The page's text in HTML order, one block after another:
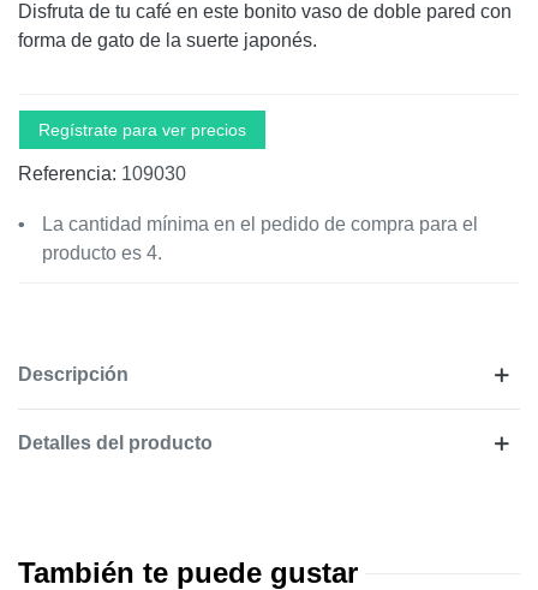
Disfruta de tu café en este bonito vaso de doble pared con
forma de gato de la suerte japonés.
Regístrate para ver precios
Referencia: 109030
La cantidad mínima en el pedido de compra para el
producto es 4.
Descripción
Detalles del producto
También te puede gustar